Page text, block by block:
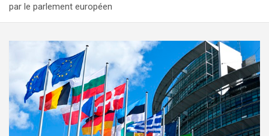
par le parlement européen